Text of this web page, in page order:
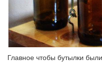
Главное чтобы бутылки